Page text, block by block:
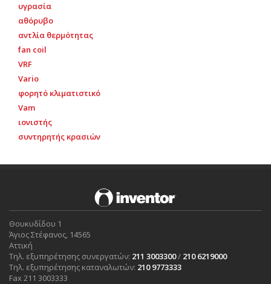
υγρασία
αθόρυβο
αντλία θερμότητας
fan coil
VRF
Vario
φορητό κλιματιστικό
Vam
ιονιστής
συντηρητής κρασιών
Θουκυδίδου 1
Άγιος Στέφανος, 14565
Αττική
Τηλ. εξυπηρέτησης συνεργατών: 211 3003300/ 210 6219000
Τηλ. εξυπηρέτησης καταναλωτών: 210 9773333
Fax 211 3003333